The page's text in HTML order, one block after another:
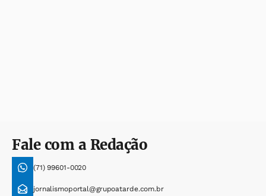
Fale com a Redação
(71) 99601-0020
jornalismoportal@grupoatarde.com.br